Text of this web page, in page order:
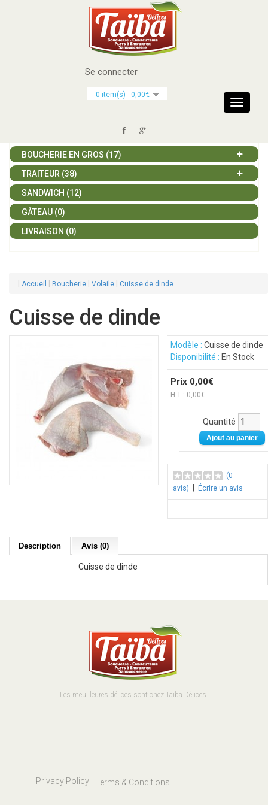
Se connecter
Toggle
0 item(s) - 0,00€
CATÉGORIES
BOUCHERIE EN GROS (17)
TRAITEUR (38)
SANDWICH (12)
GÂTEAU (0)
LIVRAISON (0)
Accueil Boucherie Volaile Cuisse de dinde
Cuisse de dinde
Modèle : Cuisse de dinde
Disponibilité : En Stock
Prix 0,00€
H.T : 0,00€
Quantité
(0
avis)
Écrire un avis
Description Avis (0)
Cuisse de dinde
Les meuilleures délices sont chez Taïba Délices.
Privacy Policy Terms & Conditions